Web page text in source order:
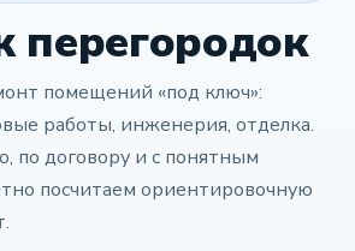
помещений «под ключ»:
работы, инженерия, отделка.
по договору и с понятным
посчитаем ориентировочную